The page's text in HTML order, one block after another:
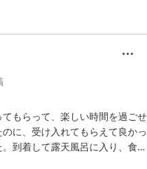
二を争う湯だ。
白濁湯が4つもあり、広いお風
理という感じで、若い人にはち
もらって、楽しい時間を過ごせ
に、受け入れてもらえて良かっ
到着して露天風呂に入り、食事
風呂は、湯の花がいっぱい。